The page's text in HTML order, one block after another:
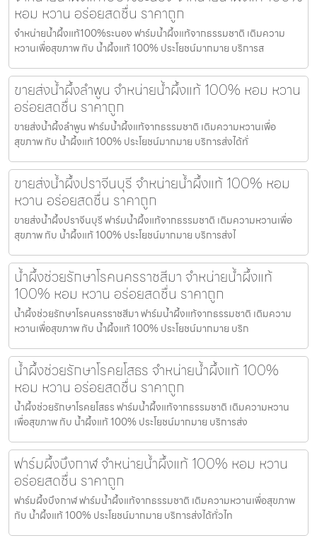
หอม หวาน อร่อยสดชื่น ราคาถูก
จำหน่ายน้ำผึ้งแท้100%ระนอง ฟาร์มน้ำผึ้งแท้จากธรรมชาติ เติมความ
หวานเพื่อสุขภาพ กับ น้ำผึ้งแท้ 100% ประโยชน์มากมาย บริการส
ขายส่งน้ำผึ้งลำพูน จำหน่ายน้ำผึ้งแท้ 100% หอม หวาน
อร่อยสดชื่น ราคาถูก
ขายส่งน้ำผึ้งลำพูน ฟาร์มน้ำผึ้งแท้จากธรรมชาติ เติมความหวานเพื่อ
สุขภาพ กับ น้ำผึ้งแท้ 100% ประโยชน์มากมาย บริการส่งได้ทั่
ขายส่งน้ำผึ้งปราจีนบุรี จำหน่ายน้ำผึ้งแท้ 100% หอม
หวาน อร่อยสดชื่น ราคาถูก
ขายส่งน้ำผึ้งปราจีนบุรี ฟาร์มน้ำผึ้งแท้จากธรรมชาติ เติมความหวานเพื่อ
สุขภาพ กับ น้ำผึ้งแท้ 100% ประโยชน์มากมาย บริการส่งไ
น้ำผึ้งช่วยรักษาโรคนครราชสีมา จำหน่ายน้ำผึ้งแท้
100% หอม หวาน อร่อยสดชื่น ราคาถูก
น้ำผึ้งช่วยรักษาโรคนครราชสีมา ฟาร์มน้ำผึ้งแท้จากธรรมชาติ เติมความ
หวานเพื่อสุขภาพ กับ น้ำผึ้งแท้ 100% ประโยชน์มากมาย บริก
น้ำผึ้งช่วยรักษาโรคยโสธร จำหน่ายน้ำผึ้งแท้ 100%
หอม หวาน อร่อยสดชื่น ราคาถูก
น้ำผึ้งช่วยรักษาโรคยโสธร ฟาร์มน้ำผึ้งแท้จากธรรมชาติ เติมความหวาน
เพื่อสุขภาพ กับ น้ำผึ้งแท้ 100% ประโยชน์มากมาย บริการส่ง
ฟาร์มผึ้งบึงกาฬ จำหน่ายน้ำผึ้งแท้ 100% หอม หวาน
อร่อยสดชื่น ราคาถูก
ฟาร์มผึ้งบึงกาฬ ฟาร์มน้ำผึ้งแท้จากธรรมชาติ เติมความหวานเพื่อสุขภาพ
กับ น้ำผึ้งแท้ 100% ประโยชน์มากมาย บริการส่งได้ทั่วไท